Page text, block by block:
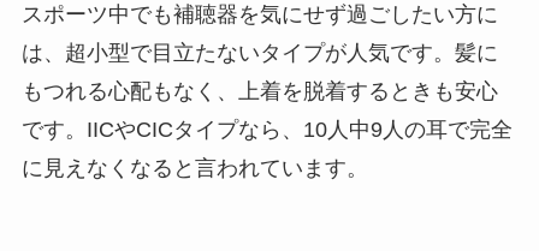
スポーツ中でも補聴器を気にせず過ごしたい方に
は、超小型で目立たないタイプが人気です。髪に
もつれる心配もなく、上着を脱着するときも安心
です。IICやCICタイプなら、10人中9人の耳で完全
に見えなくなると言われています。